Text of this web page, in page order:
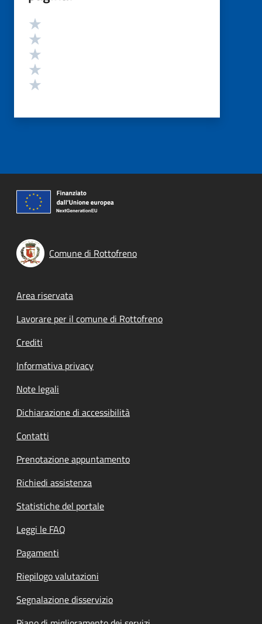
Valutazione
Comune di Rottofreno
Footer menu
Area riservata
Lavorare per il comune di Rottofreno
Crediti
Informativa privacy
Note legali
Dichiarazione di accessibilità
Contatti
Prenotazione appuntamento
Richiedi assistenza
Statistiche del portale
Leggi le FAQ
Pagamenti
Riepilogo valutazioni
Segnalazione disservizio